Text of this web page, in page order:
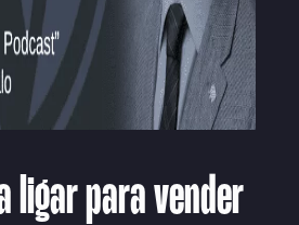
ligar para vender